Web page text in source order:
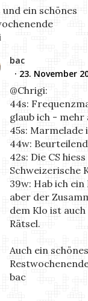
und ein schönes
bac
23. November
@Chrigi:
44s:
glaub ich - mehr
45s: Marmelade
44w:
42s: Die CS
Schweizerische
39w: Hab ich ein
aber der
dem Klo ist
Rätsel.
Auch ein schönes
bac